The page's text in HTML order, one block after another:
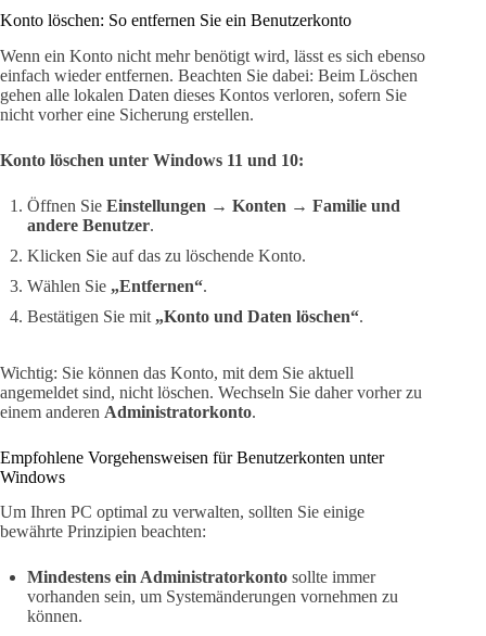
Konto löschen: So entfernen Sie ein Benutzerkonto
Wenn ein Konto nicht mehr benötigt wird, lässt es sich ebenso
einfach wieder entfernen. Beachten Sie dabei: Beim Löschen
gehen alle lokalen Daten dieses Kontos verloren, sofern Sie
nicht vorher eine Sicherung erstellen.
Konto löschen unter Windows 11 und 10:
Öffnen Sie Einstellungen → Konten → Familie und
andere Benutzer.
Klicken Sie auf das zu löschende Konto.
Wählen Sie „Entfernen“.
Bestätigen Sie mit „Konto und Daten löschen“.
Wichtig: Sie können das Konto, mit dem Sie aktuell
angemeldet sind, nicht löschen. Wechseln Sie daher vorher zu
einem anderen Administratorkonto.
Empfohlene Vorgehensweisen für Benutzerkonten unter
Windows
Um Ihren PC optimal zu verwalten, sollten Sie einige
bewährte Prinzipien beachten:
Mindestens ein Administratorkonto sollte immer
vorhanden sein, um Systemänderungen vornehmen zu
können.